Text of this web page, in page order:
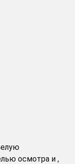
осмотра и ,